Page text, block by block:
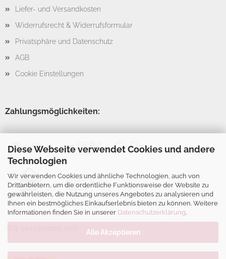
Diese Webseite verwendet Cookies und andere
Technologien
Wir verwenden Cookies und ähnliche Technologien, auch von
Drittanbietern, um die ordentliche Funktionsweise der Website zu
gewährleisten, die Nutzung unseres Angebotes zu analysieren und
Ihnen ein bestmögliches Einkaufserlebnis bieten zu können. Weitere
Informationen finden Sie in unserer Datenschutzerklärung.
Alle Akzeptieren
Liefer- und Versandkosten
Widerrufsrecht & Widerrufsformular
Privatsphäre und Datenschutz
AGB
Cookie Einstellungen
Zahlungsmöglichkeiten: